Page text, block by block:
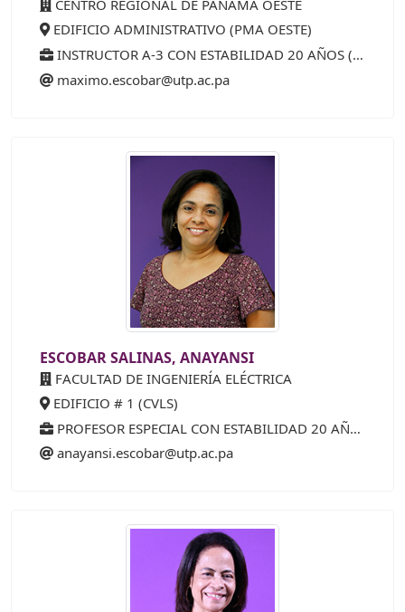
CENTRO REGIONAL DE PANAMÁ OESTE
EDIFICIO ADMINISTRATIVO (PMA OESTE)
INSTRUCTOR A-3 CON ESTABILIDAD 20 AÑOS (40%)
maximo.escobar@utp.ac.pa
ESCOBAR SALINAS, ANAYANSI
FACULTAD DE INGENIERÍA ELÉCTRICA
EDIFICIO # 1 (CVLS)
PROFESOR ESPECIAL CON ESTABILIDAD 20 AÑOS (40%)
anayansi.escobar@utp.ac.pa